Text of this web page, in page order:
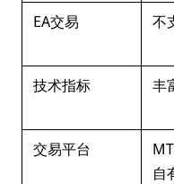
EA交易
不
技术指标
丰
交易平台
自